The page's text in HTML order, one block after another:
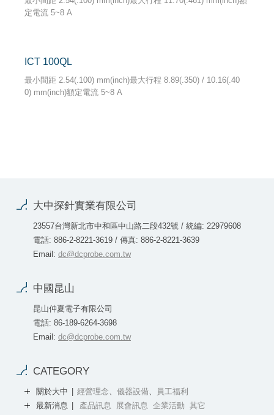
定電流 5~8 A
ICT 100QL
最小間距 2.54(.100) mm(inch)最大行程 8.89(.350) / 10.16(.40
0) mm(inch)額定電流 5~8 A
大中探針實業有限公司
23557台灣新北市中和區中山路二段432號 / 統編: 22979608
電話: 886-2-8221-3619 / 傳真: 886-2-8221-3639
Email: dc@dcprobe.com.tw
中國昆山
昆山仲夏電子有限公司
電話: 86-189-6264-3698
Email: dc@dcprobe.com.tw
CATEGORY
關於大中 經營理念、 儀器設備、
員工福利
最新消息
產品訊息 展會訊息 企業活動 其它